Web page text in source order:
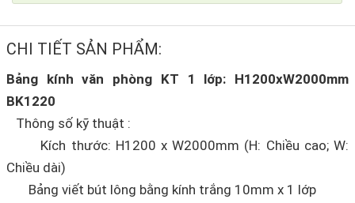
CHI TIẾT SẢN PHẨM:
Bảng kính văn phòng KT 1 lớp: H1200xW2000mm
BK1220
Thông số kỹ thuật :
Kích thước: H1200 x W2000mm (H: Chiều cao; W:
Chiều dài)
Bảng viết bút lông bằng kính trắng 10mm x 1 lớp